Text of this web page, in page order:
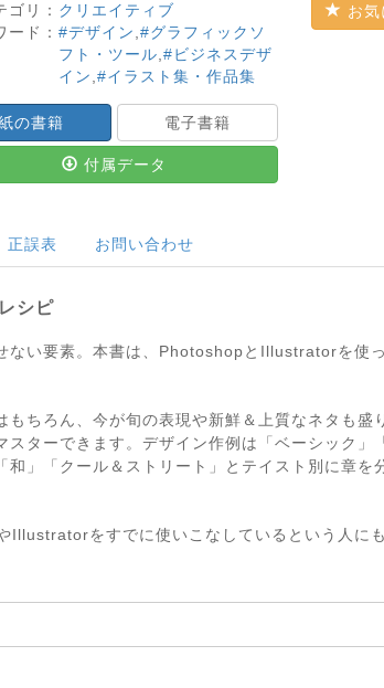
ゴリ： クリエイティブ
ード： #デザイン #グラフィックソ
フト・ツール #ビジネスデザ
イン #イラスト集・作品集
の書籍 電子書籍
付属データ
お気
正誤表 お問い合わせ
シピ
ない要素。本書は、PhotoshopとIllustratorを使
ちろん、今が旬の表現や新鮮＆上質なネタも盛
ターできます。デザイン作例は「ベーシック
」「クール＆ストリート」とテイスト別に章
をすでに使いこなしているという人にも